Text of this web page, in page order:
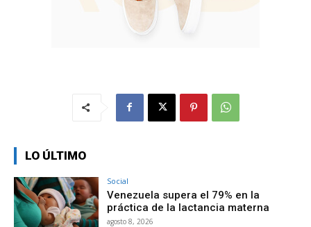
LO ÚLTIMO
Social
Venezuela supera el 79% en la
práctica de la lactancia materna
agosto 8, 2026